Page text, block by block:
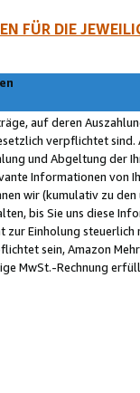
FÜR DIE
auf deren
verpflichtet
und Abgeltung der
Informationen von
wir (kumulativ zu
bis Sie uns diese
zur Einholung
sein, Amazon
MwSt.-Rechnung